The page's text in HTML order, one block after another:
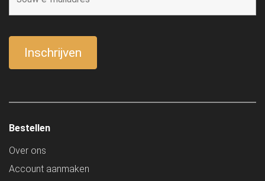
Bestellen
Over ons
Account aanmaken